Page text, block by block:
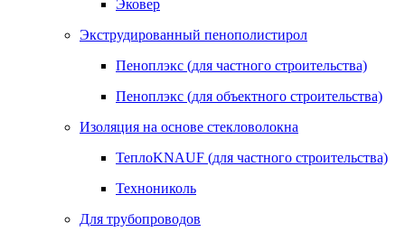
Эковер
Экструдированный пенополистирол
Пеноплэкс (для частного строительства)
Пеноплэкс (для объектного строительства)
Изоляция на основе стекловолокна
ТеплоKNAUF (для частного строительства)
Технониколь
Для трубопроводов